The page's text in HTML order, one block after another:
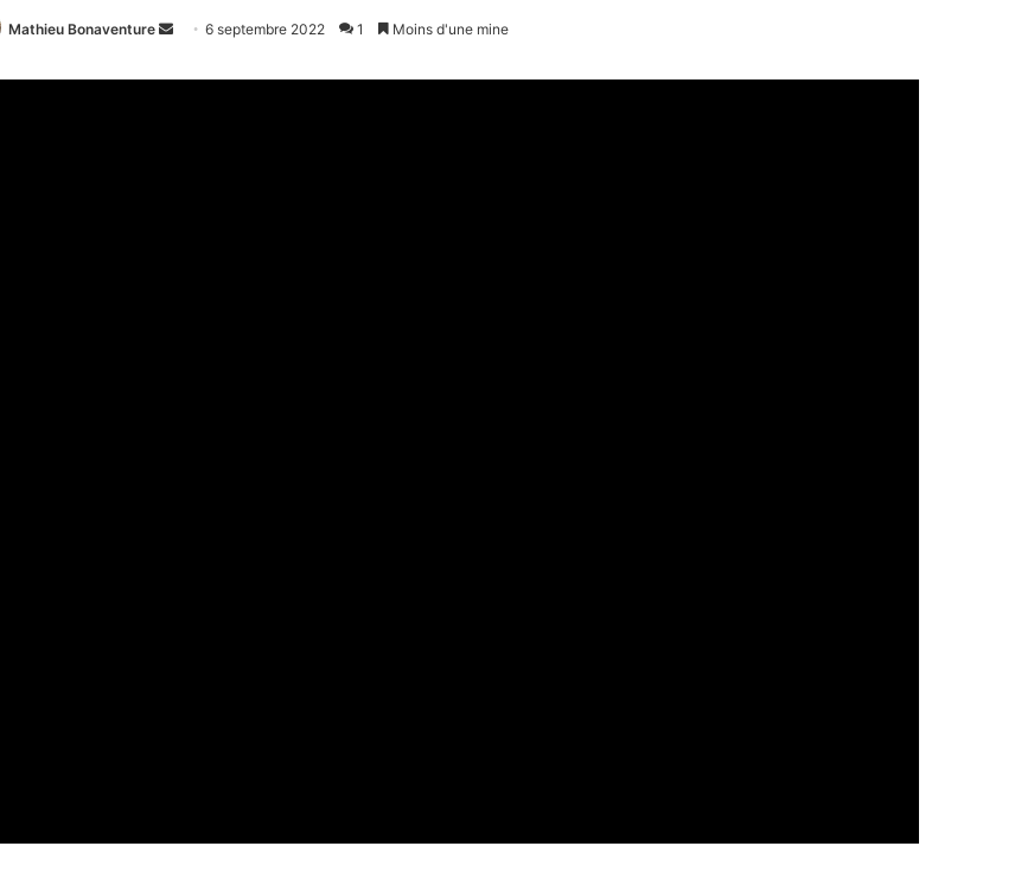
Mathieu Bonaventure
Envoyer
courriel
6 septembre 2022 1 Moins d'une mine